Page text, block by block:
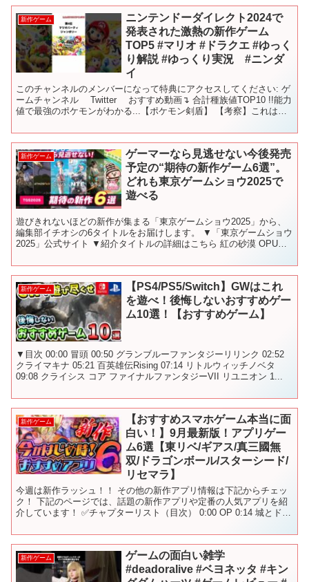
新作ゲーム
ニンテンドーダイレクト2024で
発表された激熱の新作ゲーム
TOP5 #マリオ #ドラクエ #ゆっく
り解説 #ゆっくり実況 #ニンダ
イ
このチャンネルのメンバーになって特典にアクセスしてください: ゲ
ームチャンネル Twitter おすすめ動画↴ 合計種族値TOP10 !!能力
値で最強のポケモンがわかる...【ポケモン剣盾】 【考察】これはヤ
新作ゲーム
ゲーマーなら見逃せない今後発売
予定の“期待の新作ゲーム6選”。
どれも東京ゲームショウ2025で
遊べる
遊びきれないほどの新作が集まる「東京ゲームショウ2025」から、
編集部イチオシの6タイトルをお届けします。 ▼「東京ゲームショウ
2025」公式サイト ▼紹介タイトルの詳細はこちら 紅の砂漠 OPUS:
新作ゲーム
【PS4/PS5/Switch】GWはこれ
を遊べ！後悔しないおすすめゲー
ム10選！【おすすめゲーム】
▼目次 00:00 冒頭 00:50 グランブルーファンタジーリリンク 02:52
クライマキナ 05:21 百英雄伝Rising 07:14 リトルウィッチノベタ
09:08 クライシス コア ファイナルファンタジーVII リユニオン 1...
新作ゲーム
【おすすめスマホゲーム本当に面
白い！】9月最新版！アプリゲー
ム6選【東リベ/ギアス/真三國無
双/ドラゴンボール/スターシード/
リセマラ】
今週は新作ラッシュ！！ その他の新作アプリ情報は下記からチェッ
ク！ 下記のページでは、話題の新作アプリや定番の人気アプリを紹
介しています！ ✅チャプターリスト（目次） 0:00 OP 0:14 城とドラ
新作ゲーム
ゲームの面白い雑学
#deadoralive #ベヨネッタ #キン